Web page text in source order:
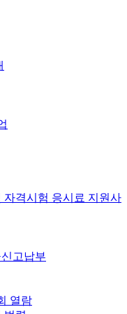
자격시험 응시료 지원사
고납부
열람